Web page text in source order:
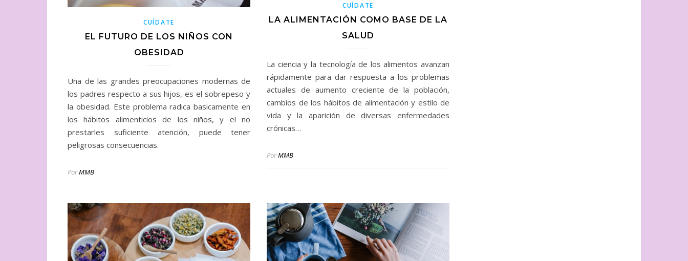
CUÍDATE
EL FUTURO DE LOS NIÑOS CON
OBESIDAD
Una de las grandes preocupaciones modernas de
los padres respecto a sus hijos, es el sobrepeso y
la obesidad. Este problema radica basicamente en
los hábitos alimenticios de los niños, y el no
prestarles suficiente atención, puede tener
peligrosas consecuencias.
PorMMB
CUÍDATE
LA ALIMENTACIÓN COMO BASE DE LA
SALUD
La ciencia y la tecnología de los alimentos avanzan
rápidamente para dar respuesta a los problemas
actuales de aumento creciente de la población,
cambios de los hábitos de alimentación y estilo de
vida y la aparición de diversas enfermedades
crónicas…
PorMMB